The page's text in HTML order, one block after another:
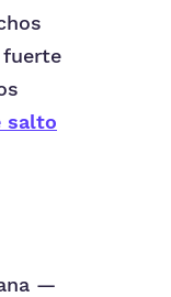
fuerte
salto
—